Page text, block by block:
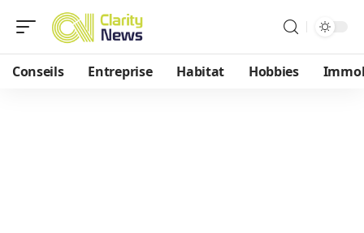
Conseils Entreprise Habitat Hobbies